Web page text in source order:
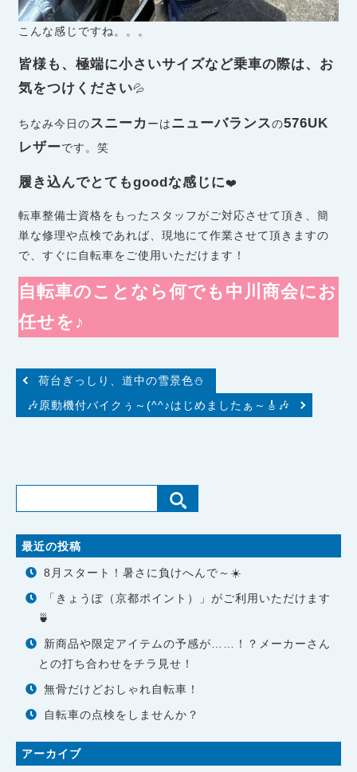
こんな感じですね。。。
皆様も、極端に小さいサイズなど乗車の際は、お
気をつけください💦
ちなみ今日のスニーカ ーはニューバランスの576UK
レザーです。笑
履き込んでとてもgoodな感じに❤️
転車整備士資格をもったスタッフがご対応させて頂き、簡
単な修理や点検であれば、現地にて作業させて頂きますの
で、すぐに自転車をご使用いただけます！
自転車のことなら何でも中川商会にお
任せを♪
荷台ぎっしり、道中の雪景色⛄
🎶原動機付バイクぅ～(^^♪はじめましたぁ～🎸🎶
最近の投稿
8月スタート！暑さに負けへんで～☀️
「きょうぽ（京都ポイント）」がご利用いただけます
🍵
新商品や限定アイテムの予感が……！？メーカーさん
との打ち合わせをチラ見せ！
無骨だけどおしゃれ自転車！
自転車の点検をしませんか？
アーカイブ